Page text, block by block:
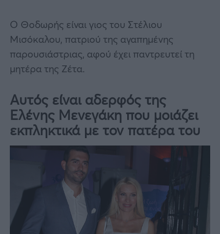
Ο Θοδωρής είναι γιος του Στέλιου
Μισόκαλου, πατριού της αγαπημένης
παρουσιάστριας, αφού έχει παντρευτεί τη
μητέρα της Ζέτα.
Αυτός είναι αδερφός της
Ελένης Μενεγάκη που μοιάζει
εκπληκτικά με τον πατέρα του